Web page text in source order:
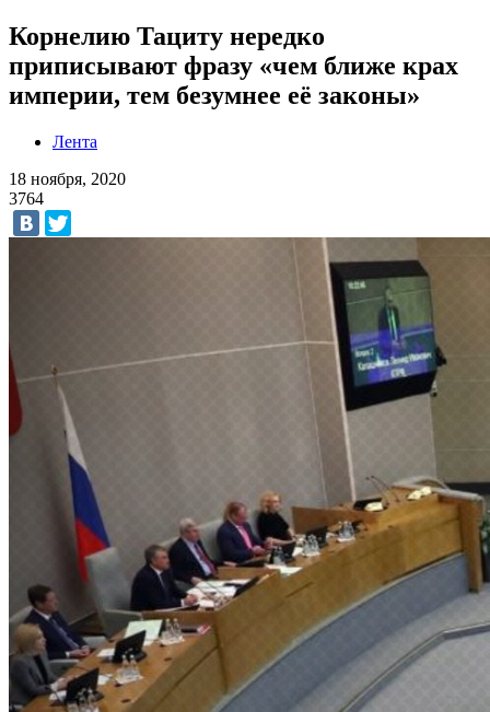
Корнелию Тациту нередко
приписывают фразу «чем ближе крах
империи, тем безумнее её законы»
Лента
18 ноября, 2020
3764